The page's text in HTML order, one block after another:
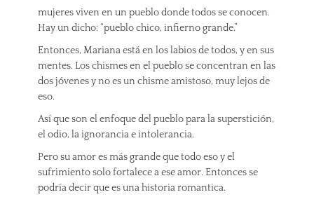
mujeres viven en un pueblo donde todos se conocen.
Hay un dicho: “pueblo chico, infierno grande.”
Entonces, Mariana está en los labios de todos, y en sus
mentes. Los chismes en el pueblo se concentran en las
dos jóvenes y no es un chisme amistoso, muy lejos de
eso.
Así que son el enfoque del pueblo para la superstición,
el odio, la ignorancia e intolerancia.
Pero su amor es más grande que todo eso y el
sufrimiento solo fortalece a ese amor. Entonces se
podría decir que es una historia romantica.